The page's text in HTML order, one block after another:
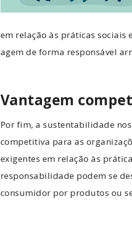
em relação às práticas sociais
agem de forma responsável
Vantagem
Por fim, a sustentabilidade
competitiva para as
exigentes em relação às
responsabilidade podem se
consumidor por produtos ou